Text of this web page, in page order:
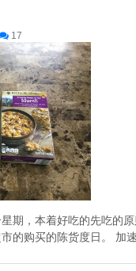
17
期，本着好吃的先吃的
的购买的陈货度日。 加